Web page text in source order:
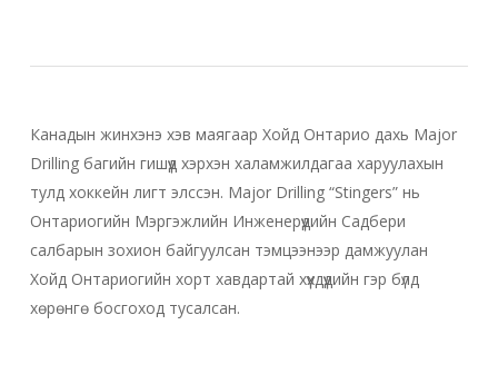
Канадын жинхэнэ хэв маягаар Хойд Онтарио дахь Major
Drilling багийн гишүүд хэрхэн халамжилдагаа харуулахын
тулд хоккейн лигт элссэн. Major Drilling “Stingers” нь
Онтариогийн Мэргэжлийн Инженерүүдийн Садбери
салбарын зохион байгуулсан тэмцээнээр дамжуулан
Хойд Онтариогийн хорт хавдартай хүүхдүүдийн гэр бүлд
хөрөнгө босгоход тусалсан.